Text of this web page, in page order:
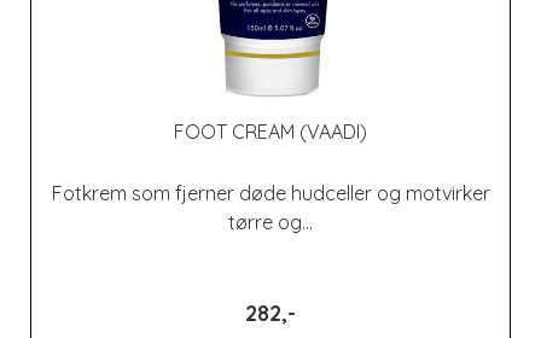
FOOT CREAM (VAADI)
Fotkrem som fjerner døde hudceller og motvirker
tørre og...
282,-